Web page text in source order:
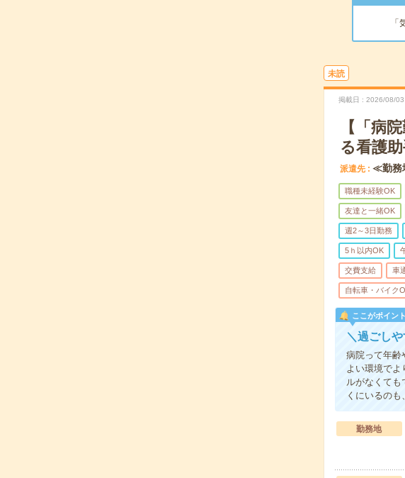
未読
掲載日 2026/08/03
【「病
る看護
派遣先 ≪勤務
職種未経験OK
友達と一緒OK
週2～3日勤務
5ｈ以内OK
交費支給 車
自転車・バイク
ここがポイン
＼過ごし
病院って年齢
よい環境でよ
ルがなくても
くにいるのも
勤務地